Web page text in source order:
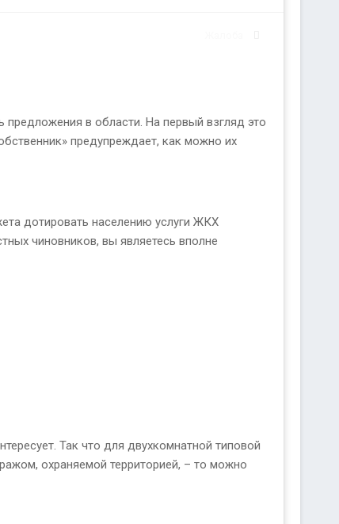
предложения в области. На первый взгляд это
предупреждает, как можно их
дотировать населению услуги ЖКХ
чиновников, вы являетесь вполне
Так что для двухкомнатной типовой
охраняемой территорией, – то можно